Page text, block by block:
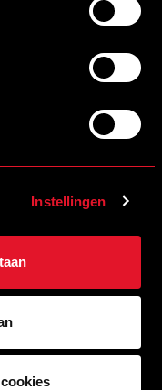
Instellingen
SINT-TRUIDENSE V.V.